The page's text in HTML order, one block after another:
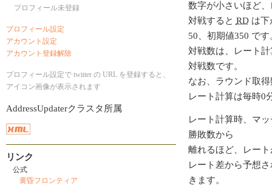
数字が小さいほど
対戦すると RDは下
50、初期値350 です
対戦数は、レート
対戦数です。
なお、ラウンド取
レート計算は毎時0
レート計算時、マ
勝敗数から
離れるほど、レー
レート差から予想
きます。
プロフィール未登録
プロフィール設定
アカウント設定
アカウント登録解除
プロフィール設定で twitter の URL を登録すると、
アイコン画像が表示されます
AddressUpdaterクラスタ所属
リンク
公式
黄昏フロンティア